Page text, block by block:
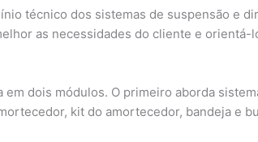
técnico dos sistemas de suspensão e
as necessidades do cliente e
dois módulos. O primeiro aborda
kit do amortecedor, bandeja e